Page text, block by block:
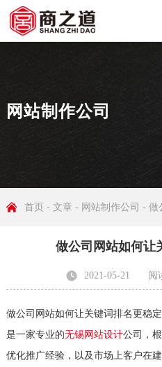
网站制作公司
首页 - 文章- 网站制作公司 - 做
做公司网站如何让
2021-05-21 阅
做公司网站如何让关键词排名更稳
是一家专业的无锡网站设计公司，
优化推广经验，以及市场上客户在